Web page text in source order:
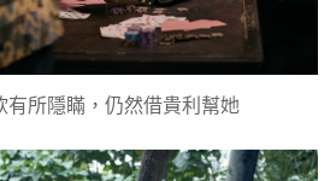
有所隱瞞，仍然借貴利幫她